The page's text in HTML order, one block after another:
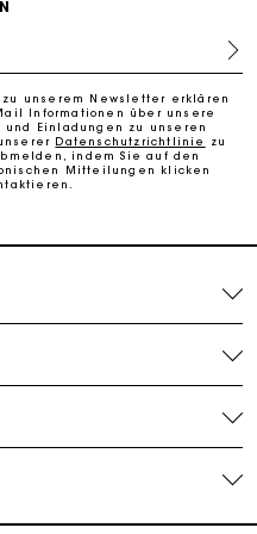
beste Möglichkeit, das
zu machen
von 2-3 Tagen
nach 30 Tagen
unserem Newsletter erklären
Informationen über unsere
Einladungen zu unseren
Datenschutzrichtlinie
zu
indem Sie auf den
Mitteilungen klicken